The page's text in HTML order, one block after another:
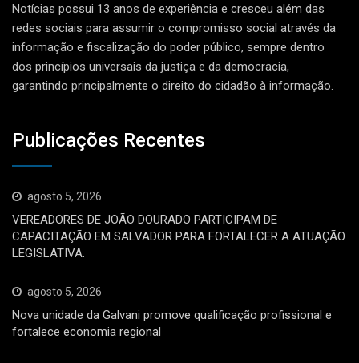
Notícias possui 13 anos de experiência e cresceu além das
redes sociais para assumir o compromisso social através da
informação e fiscalização do poder público, sempre dentro
dos princípios universais da justiça e da democracia,
garantindo principalmente o direito do cidadão à informação.
Publicações Recentes
agosto 5, 2026
VEREADORES DE JOÃO DOURADO PARTICIPAM DE
CAPACITAÇÃO EM SALVADOR PARA FORTALECER A ATUAÇÃO
LEGISLATIVA.
agosto 5, 2026
Nova unidade da Galvani promove qualificação profissional e
fortalece economia regional